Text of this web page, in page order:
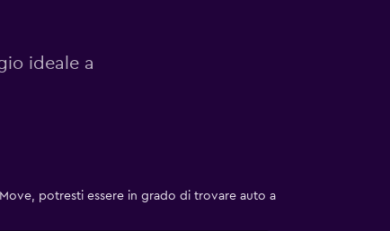
ideale a
potresti essere in grado di trovare auto a